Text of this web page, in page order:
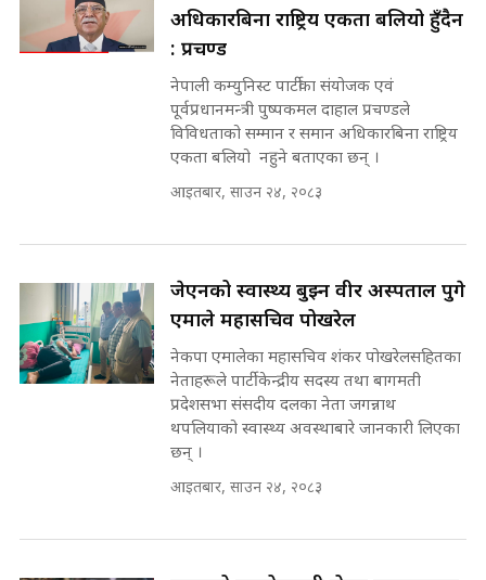
the Supreme Court ||
SIDHAKURA
मोबिलिटीमा महिलाको पहुँच विस्तार गर्दै
इनड्राइभ || SIDHAKURA ||
Prachanda, Rabi, Gagan Stand
on the Same Page ||
SIDHAKURA ||
सहकारी पीडितसँग मन्त्री प्रतिभा रावलले
भनिन्–साथ दिनुहोस्, दबाब होइन ||
रसुवाकाे भाङ्गे झरना | Bhange
पोप्पोको पासोः कमाउने लोभमा घरबार नै
उठिबास | The Dark Side of
'Poppo Live'-SIDHAKURA
INVESTIGATION
मन्त्री आउने बित्तिकै सुरु भएको थियो
घुसको डिल || Raj Kumar Gupta ||
घुसको डिल गर्ने मन्त्रीकाे राजिनामा,
भूमिसुधार मन्त्रीलाई जोगाइदै ! ||
SIDHAKURA ||
७८ लाख घुस खाने मन्त्री ! जोगाउने
SIDHAKURA INVESTIGATION
अधिकारबिना राष्ट्रिय एकता बलियो हुँदैन
: प्रचण्ड
नेपाली कम्युनिस्ट पार्टीका संयोजक एवं
पूर्वप्रधानमन्त्री पुष्पकमल दाहाल प्रचण्डले
विविधताको सम्मान र समान अधिकारबिना राष्ट्रिय
एकता बलियो नहुने बताएका छन् ।
आइतबार, साउन २४, २०८३
जेएनको स्वास्थ्य बुझ्न वीर अस्पताल पुगे
एमाले महासचिव पोखरेल
नेकपा एमालेका महासचिव शंकर पोखरेलसहितका
नेताहरूले पार्टी केन्द्रीय सदस्य तथा बागमती
प्रदेशसभा संसदीय दलका नेता जगन्नाथ
थपलियाको स्वास्थ्य अवस्थाबारे जानकारी लिएका
छन् ।
आइतबार, साउन २४, २०८३